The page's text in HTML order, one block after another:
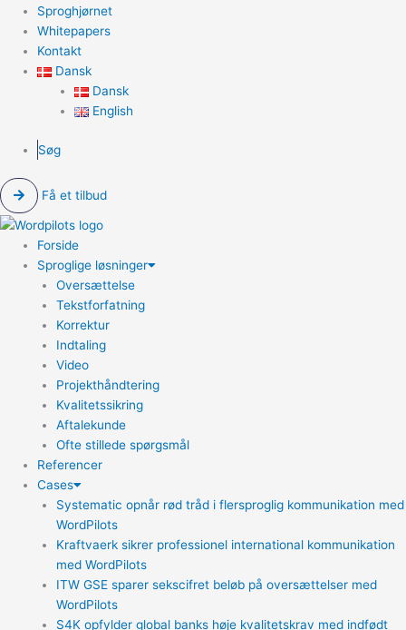
Sproghjørnet
Whitepapers
Kontakt
Dansk
Dansk
English
Søg
Få et tilbud
Forside
Sproglige løsninger
Oversættelse
Tekstforfatning
Korrektur
Indtaling
Video
Projekthåndtering
Kvalitetssikring
Aftalekunde
Ofte stillede spørgsmål
Referencer
Cases
Systematic opnår rød tråd i flersproglig kommunikation med
WordPilots
Kraftvaerk sikrer professionel international kommunikation
med WordPilots
ITW GSE sparer sekscifret beløb på oversættelser med
WordPilots
S4K opfylder global banks høje kvalitetskrav med indfødt